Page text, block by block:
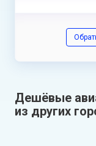
Дешёвые
из других